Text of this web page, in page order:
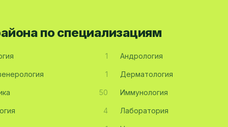
по специализациям
1 Андрология
1 Дерматология
50 Иммунология
4 Лаборатория